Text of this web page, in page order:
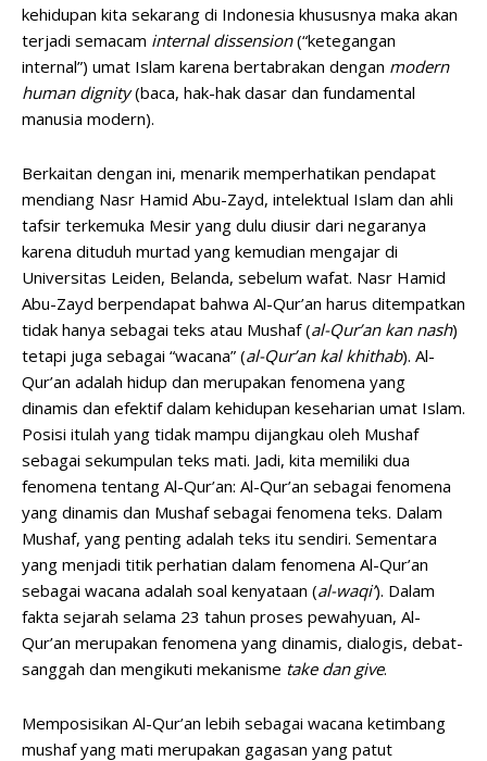
kehidupan kita sekarang di Indonesia khususnya maka akan
terjadi semacam internal dissension(“ketegangan
internal”) umat Islam karena bertabrakan dengan modern
human dignity(baca, hak-hak dasar dan fundamental
manusia modern).
Berkaitan dengan ini, menarik memperhatikan pendapat
mendiang Nasr Hamid Abu-Zayd, intelektual Islam dan ahli
tafsir terkemuka Mesir yang dulu diusir dari negaranya
karena dituduh murtad yang kemudian mengajar di
Universitas Leiden, Belanda, sebelum wafat. Nasr Hamid
Abu-Zayd berpendapat bahwa Al-Qur’an harus ditempatkan
tidak hanya sebagai teks atau Mushaf (al-Qur’an kan nash)
tetapi juga sebagai “wacana” (al-Qur’an kal khithab). Al-
Qur’an adalah hidup dan merupakan fenomena yang
dinamis dan efektif dalam kehidupan keseharian umat Islam.
Posisi itulah yang tidak mampu dijangkau oleh Mushaf
sebagai sekumpulan teks mati. Jadi, kita memiliki dua
fenomena tentang Al-Qur’an: Al-Qur’an sebagai fenomena
yang dinamis dan Mushaf sebagai fenomena teks. Dalam
Mushaf, yang penting adalah teks itu sendiri. Sementara
yang menjadi titik perhatian dalam fenomena Al-Qur’an
sebagai wacana adalah soal kenyataan (al-waqi’). Dalam
fakta sejarah selama 23 tahun proses pewahyuan, Al-
Qur’an merupakan fenomena yang dinamis, dialogis, debat-
sanggah dan mengikuti mekanisme take dan give.
Memposisikan Al-Qur’an lebih sebagai wacana ketimbang
mushaf yang mati merupakan gagasan yang patut